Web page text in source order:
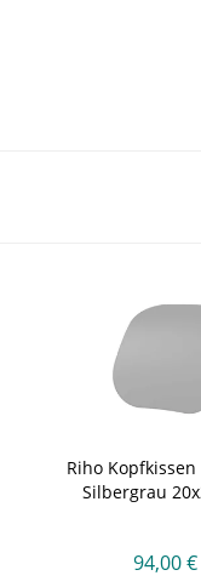
Riho
Silbergrau
94,00